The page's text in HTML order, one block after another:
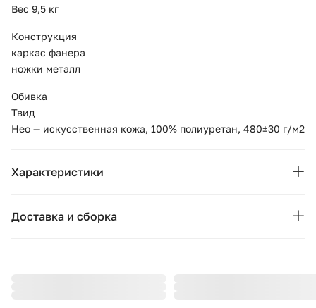
Вес 9,5 кг
Конструкция
каркас фанера
ножки металл
Обивка
Твид
Нео — искусственная кожа, 100% полиуретан, 480±30 г/м2
Характеристики
Доставка и сборка